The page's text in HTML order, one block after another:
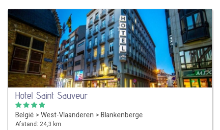
Hotel Saint Sauveur
België >West-Vlaanderen >Blankenberge
Afstand: 24,3 km